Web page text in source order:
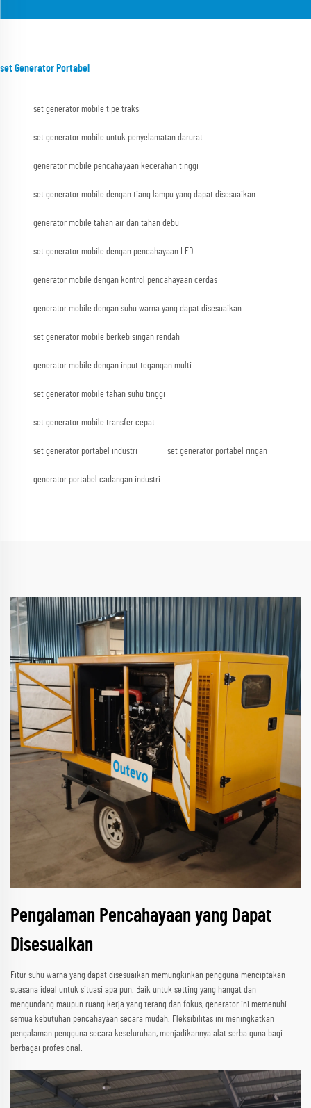
set Generator Portabel
set generator mobile tipe traksi
set generator mobile untuk penyelamatan darurat
generator mobile pencahayaan kecerahan tinggi
set generator mobile dengan tiang lampu yang dapat disesuaikan
generator mobile tahan air dan tahan debu
set generator mobile dengan pencahayaan LED
generator mobile dengan kontrol pencahayaan cerdas
generator mobile dengan suhu warna yang dapat disesuaikan
set generator mobile berkebisingan rendah
generator mobile dengan input tegangan multi
set generator mobile tahan suhu tinggi
set generator mobile transfer cepat
set generator portabel industri set generator portabel ringan
generator portabel cadangan industri
Pengalaman Pencahayaan yang Dapat
Disesuaikan
Fitur suhu warna yang dapat disesuaikan memungkinkan pengguna menciptakan
suasana ideal untuk situasi apa pun. Baik untuk setting yang hangat dan
mengundang maupun ruang kerja yang terang dan fokus, generator ini memenuhi
semua kebutuhan pencahayaan secara mudah. Fleksibilitas ini meningkatkan
pengalaman pengguna secara keseluruhan, menjadikannya alat serba guna bagi
berbagai profesional.